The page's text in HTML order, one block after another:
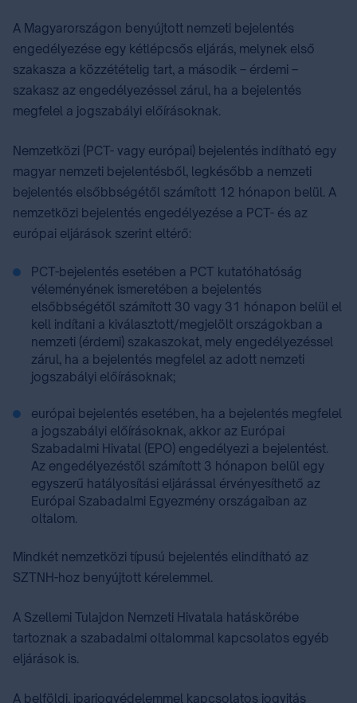
A Magyarországon benyújtott nemzeti bejelentés
engedélyezése egy kétlépcsős eljárás, melynek első
szakasza a közzétételig tart, a második – érdemi –
szakasz az engedélyezéssel zárul, ha a bejelentés
megfelel a jogszabályi előírásoknak.
Nemzetközi (PCT- vagy európai) bejelentés indítható egy
magyar nemzeti bejelentésből, legkésőbb a nemzeti
bejelentés elsőbbségétől számított 12 hónapon belül. A
nemzetközi bejelentés engedélyezése a PCT- és az
európai eljárások szerint eltérő:
PCT-bejelentés esetében a PCT kutatóhatóság
véleményének ismeretében a bejelentés
elsőbbségétől számított 30 vagy 31 hónapon belül el
kell indítani a kiválasztott/megjelölt országokban a
nemzeti (érdemi) szakaszokat, mely engedélyezéssel
zárul, ha a bejelentés megfelel az adott nemzeti
jogszabályi előírásoknak;
európai bejelentés esetében, ha a bejelentés megfelel
a jogszabályi előírásoknak, akkor az Európai
Szabadalmi Hivatal (EPO) engedélyezi a bejelentést.
Az engedélyezéstől számított 3 hónapon belül egy
egyszerű hatályosítási eljárással érvényesíthető az
Európai Szabadalmi Egyezmény országaiban az
oltalom.
Mindkét nemzetközi típusú bejelentés elindítható az
SZTNH-hoz benyújtott kérelemmel.
A Szellemi Tulajdon Nemzeti Hivatala hatáskörébe
tartoznak a szabadalmi oltalommal kapcsolatos egyéb
eljárások⁣ is.
A belföldi, iparjogvédelemmel kapcsolatos jogvitás